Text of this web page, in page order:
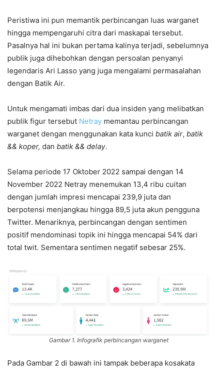
Peristiwa ini pun memantik perbincangan luas warganet
hingga mempengaruhi citra dari maskapai tersebut.
Pasalnya hal ini bukan pertama kalinya terjadi, sebelumnya
publik juga dihebohkan dengan persoalan penyanyi
legendaris Ari Lasso yang juga mengalami permasalahan
dengan Batik Air.
Untuk mengamati imbas dari dua insiden yang melibatkan
publik figur tersebut Netray memantau perbincangan
warganet dengan menggunakan kata kunci batik air, batik
&& koper, dan batik && delay.
Selama periode 17 Oktober 2022 sampai dengan 14
November 2022 Netray menemukan 13,4 ribu cuitan
dengan jumlah impresi mencapai 239,9 juta dan
berpotensi menjangkau hingga 89,5 juta akun pengguna
Twitter. Menariknya, perbincangan dengan sentimen
positif mendominasi topik ini hingga mencapai 54% dari
total twit. Sementara sentimen negatif sebesar 25%.
Gambar 1. Infografik perbincangan warganet
Pada Gambar 2 di bawah ini tampak beberapa kosakata